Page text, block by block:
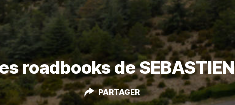
roadbooks de SEBASTIEN
PARTAGER